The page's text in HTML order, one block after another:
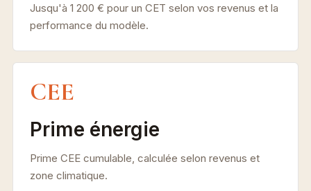
Jusqu'à 1 200 € pour un CET selon vos revenus et la
performance du modèle.
CEE
Prime énergie
Prime CEE cumulable, calculée selon revenus et
zone climatique.